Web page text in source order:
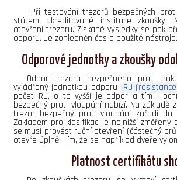
Při testování trezorů bezpečných
státem akreditované instituce zkoušky.
otevření trezoru. Získané výsledky se pak
odporu. Je zohledněn čas a použité nástroje.
Odporové jednotky a zkoušky
Odpor trezoru bezpečného proti
vyjádřený jednotkou odporu RU
počet RU, o to vyšší je odpor a tím i
bezpečný proti vloupání nabízí. Na základě
trezor bezpečný proti vloupání zařadí do
Základem pro klasifikaci je nejnižší změřený
se musí provést ruční otevření (částečný
otevře úplně. Tím, že se například dveře
Platnost certifikátu